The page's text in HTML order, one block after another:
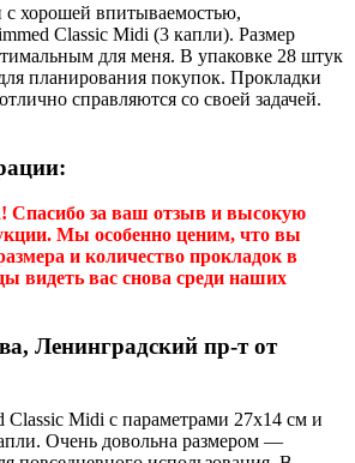
хорошей впитываемостью,
Classic Midi (3 капли). Размер
для меня. В упаковке 28 штук
планирования покупок. Прокладки
справляются со своей задачей.
! Спасибо за ваш отзыв и высокую
Мы особенно ценим, что вы
и количество прокладок в
видеть вас снова среди наших
Ленинградский пр-т от
Midi с параметрами 27x14 см и
Очень довольна размером —